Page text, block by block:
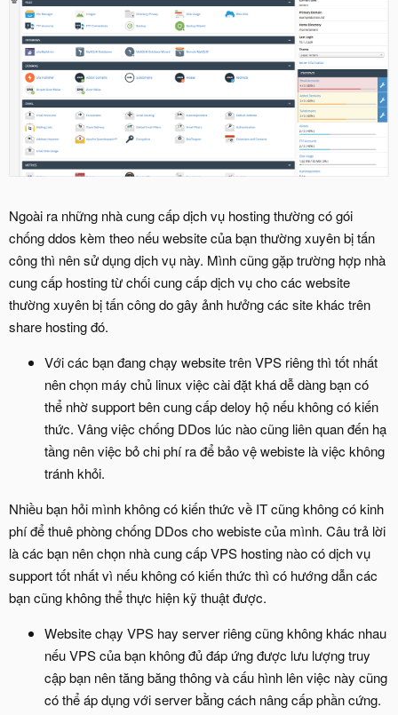
Ngoài ra những nhà cung cấp dịch vụ hosting thường có gói
chống ddos kèm theo nếu website của bạn thường xuyên bị tấn
công thì nên sử dụng dịch vụ này. Mình cũng gặp trường hợp nhà
cung cấp hosting từ chối cung cấp dịch vụ cho các website
thường xuyên bị tấn công do gây ảnh hưởng các site khác trên
share hosting đó.
Với các bạn đang chạy website trên VPS riêng thì tốt nhất
nên chọn máy chủ linux việc cài đặt khá dễ dàng bạn có
thể nhờ support bên cung cấp deloy hộ nếu không có kiến
thức. Vâng việc chống DDos lúc nào cũng liên quan đến hạ
tầng nên việc bỏ chi phí ra để bảo vệ webiste là việc không
tránh khỏi.
Nhiều bạn hỏi mình không có kiến thức về IT cũng không có kinh
phí để thuê phòng chống DDos cho webiste của mình. Câu trả lời
là các bạn nên chọn nhà cung cấp VPS hosting nào có dịch vụ
support tốt nhất vì nếu không có kiến thức thì có hướng dẫn các
bạn cũng không thể thực hiện kỹ thuật được.
Website chạy VPS hay server riêng cũng không khác nhau
nếu VPS của bạn không đủ đáp ứng được lưu lượng truy
cập bạn nên tăng băng thông và cấu hình lên việc này cũng
có thể áp dụng với server bằng cách nâng cấp phần cứng.